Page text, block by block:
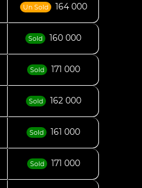
Un Sold 164 000
Sold 160 000
Sold 171 000
Sold 162 000
Sold 161 000
Sold 171 000